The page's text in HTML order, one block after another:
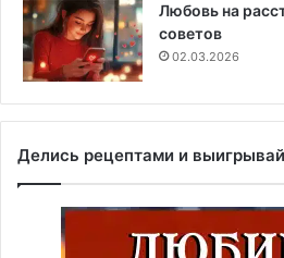
Любовь на
советов
02.03.2026
Делись рецептами и